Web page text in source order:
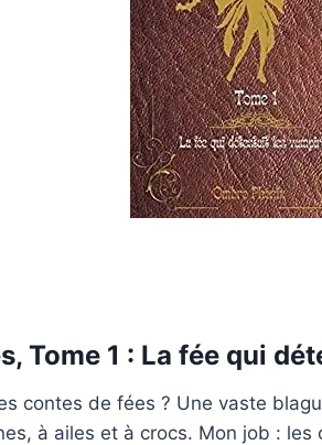
Tome 1 : La fée qui
contes de fées ? Une vaste
à ailes et à crocs. Mon job :